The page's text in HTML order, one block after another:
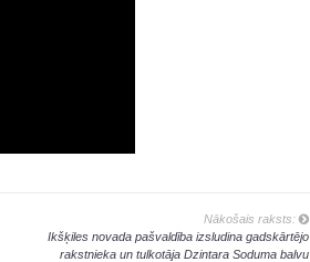
Nākošais raksts:
Ikšķiles novada pašvaldība izsludina gadskārtējo
rakstnieka un tulkotāja Dzintara Soduma balvu